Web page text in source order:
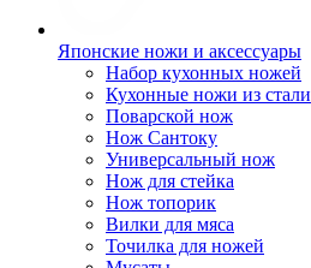
Японские ножи и аксессуары
Набор кухонных ножей
Кухонные ножи из стали
Поварской нож
Нож Сантоку
Универсальный нож
Нож для стейка
Нож топорик
Вилки для мяса
Точилка для ножей